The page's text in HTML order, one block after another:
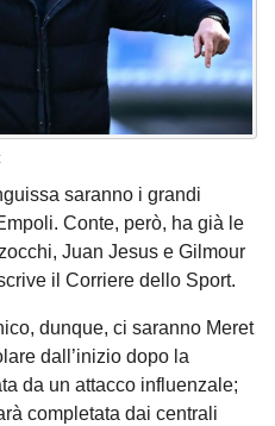
saranno i grandi
Conte, però, ha già le
Juan Jesus e Gilmour
il Corriere dello Sport.
dunque, ci saranno Meret
dall’inizio dopo la
da un attacco influenzale;
completata dai centrali